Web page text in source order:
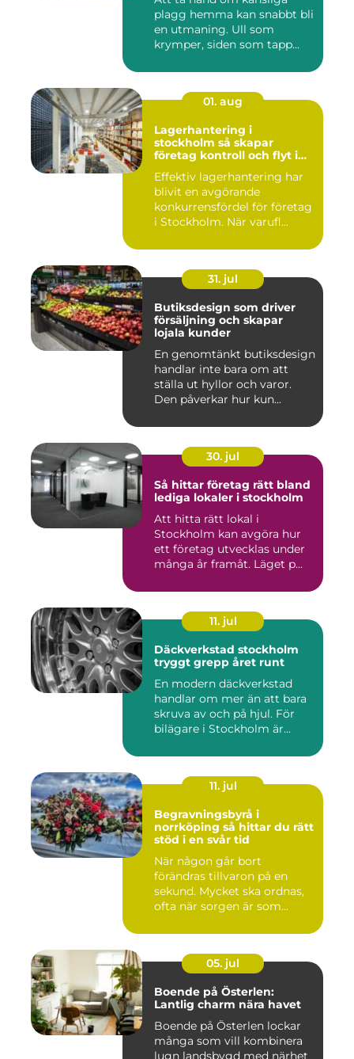
plagg hemma kan snabbt bli
en utmaning. Ull som
krymper, siden som tapp...
01. aug
Lagerhantering i
stockholm så skapar
företag kontroll och flyt i
Effektiv lagerhantering har
blivit en avgörande
konkurrensfördel för företag
i Stockholm. När varufl...
31. jul
Butiksdesign som driver
försäljning och skapar
lojala kunder
En genomtänkt butiksdesign
handlar inte bara om att
ställa ut hyllor och varor.
Den påverkar hur kun...
30. jul
Så hittar företag rätt bland
lediga lokaler i stockholm
Att hitta rätt lokal i
Stockholm kan avgöra hur
ett företag utvecklas under
många år framåt. Läget p...
11. jul
Däckverkstad stockholm
tryggt grepp året runt
En modern däckverkstad
handlar om mer än att bara
skruva av och på hjul. För
bilägare i Stockholm är...
11. jul
Begravningsbyrå i
norrköping så hittar du rätt
stöd i en svår tid
När någon går bort
förändras tillvaron på en
sekund. Mycket ska ordnas,
ofta när sorgen är som
05. jul
Boende på Österlen:
Lantlig charm nära havet
Boende på Österlen lockar
många som vill kombinera
lugn landsbygd med närhet